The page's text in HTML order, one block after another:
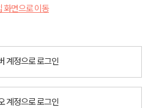
화면으로 이동
계정으로 로그인
계정으로 로그인